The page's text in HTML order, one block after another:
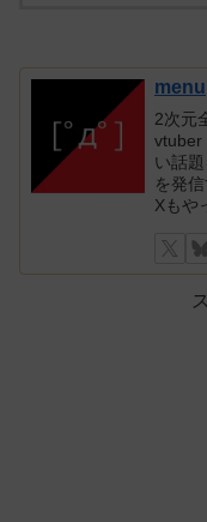
menu
2次元
vtuber
い話
を発
Xもや